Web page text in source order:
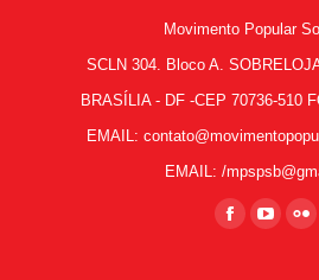
Movimento Popular
SCLN 304. Bloco A.
BRASÍLIA - DF -CEP 70736-510
EMAIL:
EMAIL: /
Facebook
YouTube